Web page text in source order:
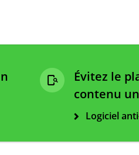
Évitez le
contenu
Logiciel